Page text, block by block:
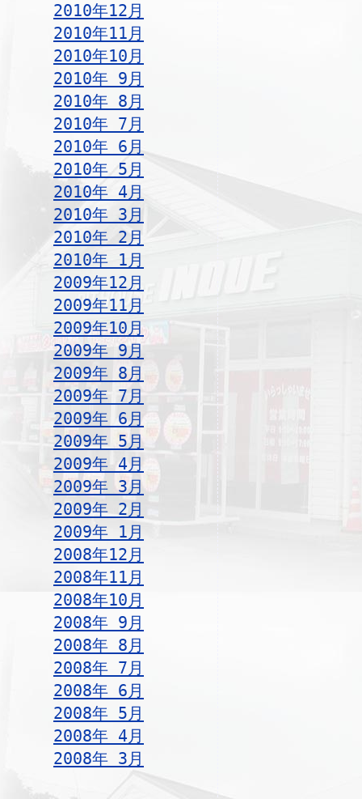
2010年12月
2010年11月
2010年10月
2010年 9月
2010年 8月
2010年 7月
2010年 6月
2010年 5月
2010年 4月
2010年 3月
2010年 2月
2010年 1月
2009年12月
2009年11月
2009年10月
2009年 9月
2009年 8月
2009年 7月
2009年 6月
2009年 5月
2009年 4月
2009年 3月
2009年 2月
2009年 1月
2008年12月
2008年11月
2008年10月
2008年 9月
2008年 8月
2008年 7月
2008年 6月
2008年 5月
2008年 4月
2008年 3月